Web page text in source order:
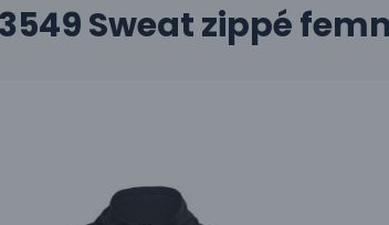
Sweat zippé